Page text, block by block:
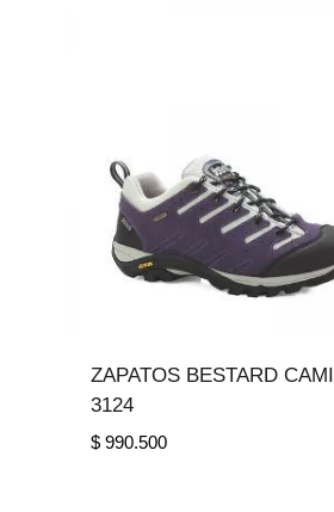
ZAPATOS BESTARD CAMI
3124
$990.500